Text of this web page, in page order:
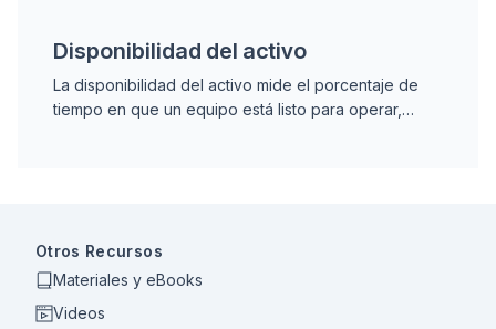
Disponibilidad del activo
La disponibilidad del activo mide el porcentaje de
tiempo en que un equipo está listo para operar,
Otros Recursos
Materiales y eBooks
Videos